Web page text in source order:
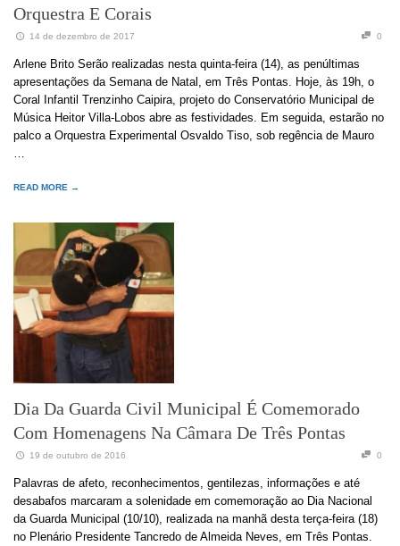
Orquestra E Corais
14 de dezembro de 2017 0
Arlene Brito Serão realizadas nesta quinta-feira (14), as penúltimas
apresentações da Semana de Natal, em Três Pontas. Hoje, às 19h, o
Coral Infantil Trenzinho Caipira, projeto do Conservatório Municipal de
Música Heitor Villa-Lobos abre as festividades. Em seguida, estarão no
palco a Orquestra Experimental Osvaldo Tiso, sob regência de Mauro
…
READ MORE →
Dia Da Guarda Civil Municipal É Comemorado
Com Homenagens Na Câmara De Três Pontas
19 de outubro de 2016 0
Palavras de afeto, reconhecimentos, gentilezas, informações e até
desabafos marcaram a solenidade em comemoração ao Dia Nacional
da Guarda Municipal (10/10), realizada na manhã desta terça-feira (18)
no Plenário Presidente Tancredo de Almeida Neves, em Três Pontas.